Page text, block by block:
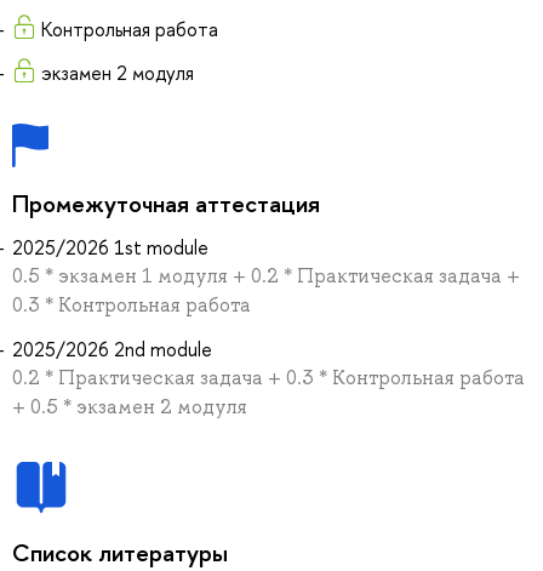
Контрольная работа
экзамен 2 модуля
Промежуточная аттестация
2025/2026 1st module
0.5 * экзамен 1 модуля + 0.2 * Практическая задача +
0.3 * Контрольная работа
2025/2026 2nd module
0.2 * Практическая задача + 0.3 * Контрольная работа
+ 0.5 * экзамен 2 модуля
Список литературы